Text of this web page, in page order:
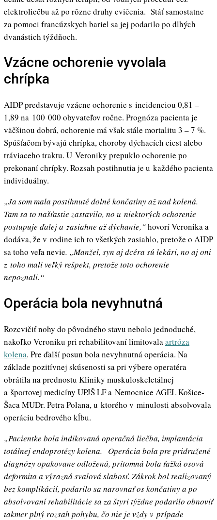
elektroliečbu až po rôzne druhy cvičenia. Stáť samostatne
za pomoci francúzskych bariel sa jej podarilo po dlhých
dvanástich týždňoch.
Vzácne ochorenie vyvolala
chrípka
AIDP predstavuje vzácne ochorenie s incidenciou 0,81 –
1,89 na 100 000 obyvateľov ročne. Prognóza pacienta je
väčšinou dobrá, ochorenie má však stále mortalitu 3 – 7 %.
Spúšťačom bývajú chrípka, choroby dýchacích ciest alebo
tráviaceho traktu. U Veroniky prepuklo ochorenie po
prekonaní chrípky. Rozsah postihnutia je u každého pacienta
individuálny.
„Ja som mala postihnuté dolné končatiny až nad kolená.
Tam sa to našťastie zastavilo, no u niektorých ochorenie
postupuje ďalej a zasiahne až dýchanie,“hovorí Veronika a
dodáva, že v rodine ich to všetkých zasiahlo, pretože o AIDP
sa toho veľa nevie. „Manžel, syn aj dcéra sú lekári, no aj oni
z toho mali veľký rešpekt, pretože toto ochorenie
nepoznali.“
Operácia bola nevyhnutná
Rozcvičiť nohy do pôvodného stavu nebolo jednoduché,
nakoľko Veroniku pri rehabilitovaní limitovalaartróza
kolena. Pre ďalší posun bola nevyhnutná operácia. Na
základe pozitívnej skúsenosti sa pri výbere operatéra
obrátila na prednostu Kliniky muskuloskeletálnej
a športovej medicíny UPJŠ LF a Nemocnice AGEL Košice-
Šaca MUDr. Petra Polana, u ktorého v minulosti absolvovala
operáciu bedrového kĺbu.
„Pacientke bola indikovaná operačná liečba, implantácia
totálnej endoprotézy kolena. Operácia bola pre pridružené
diagnózy opakovane odložená, prítomná bola ťažká osová
deformita a výrazná svalová slabosť. Zákrok bol realizovaný
bez komplikácií, podarilo sa narovnať os končatiny a po
absolvovaní rehabilitácie sa za štyri týždne podarilo obnoviť
takmer plný rozsah pohybu, čo nie je vždy v prípade